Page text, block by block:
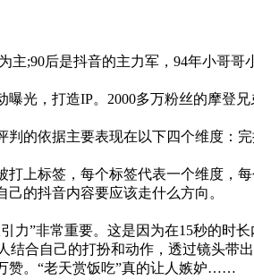
;90后是抖音的主力军，94年小哥哥
光，打造IP。2000多万粉丝的摩登
的依据主要表现在以下四个维度
上标签，每个标签代表一个维度，
的抖音内容要应该走什么方向。
力”非常重要。这是因为在15秒的时
结合自己的打扮和动作，透过镜头
赞。“老天赏饭吃”真的让人嫉妒……